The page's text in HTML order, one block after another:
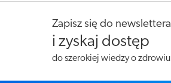
Zapisz się do newslettera
i zyskaj dostęp
do szerokiej wiedzy o zdrowiu